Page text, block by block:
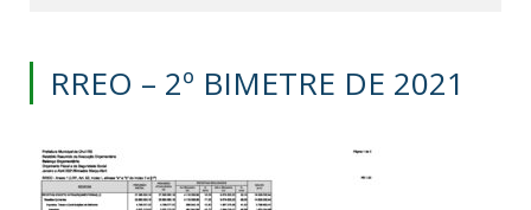
RREO – 2º BIMETRE DE 2021